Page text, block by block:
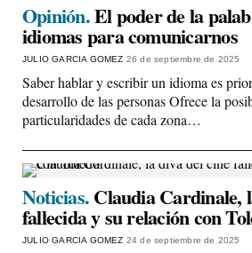
Opinión.El poder de la
idiomas para comunicarnos
JULIO GARCIA GOMEZ 26 de septiembre de 2025
Saber hablar y escribir un idioma es
desarrollo de las personas Ofrece la
particularidades de cada zona…
Noticias.Claudia Cardinale,
fallecida y su relación con
JULIO GARCIA GOMEZ 24 de septiembre de 2025